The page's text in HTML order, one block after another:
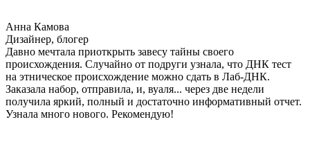
Анна Камова
Дизайнер, блогер
Давно мечтала приоткрыть завесу тайны своего
происхождения. Случайно от подруги узнала, что ДНК тест
на этническое происхождение можно сдать в Лаб-ДНК.
Заказала набор, отправила, и, вуаля... через две недели
получила яркий, полный и достаточно информативный отчет.
Узнала много нового. Рекомендую!